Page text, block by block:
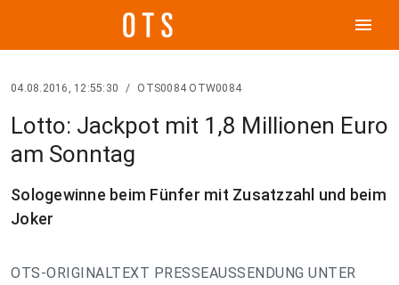
menu
04.08.2016, 12:55:30 / OTS0084 OTW0084
Lotto: Jackpot mit 1,8 Millionen Euro
am Sonntag
Sologewinne beim Fünfer mit Zusatzzahl und beim
Joker
OTS-ORIGINALTEXT PRESSEAUSSENDUNG UNTER